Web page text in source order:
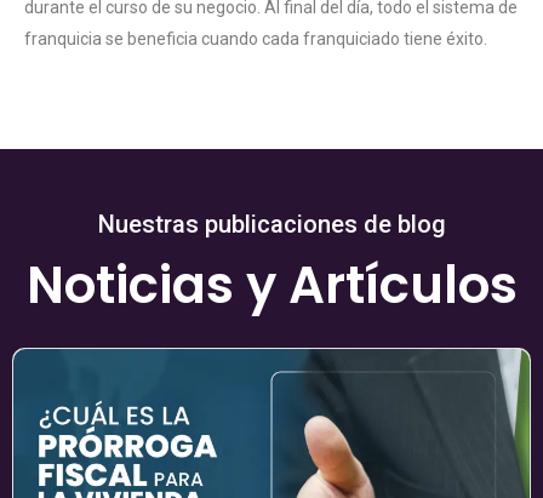
durante el curso de su negocio. Al final del día, todo el sistema de
franquicia se beneficia cuando cada franquiciado tiene éxito.
Nuestras publicaciones de blog
Noticias y Artículos